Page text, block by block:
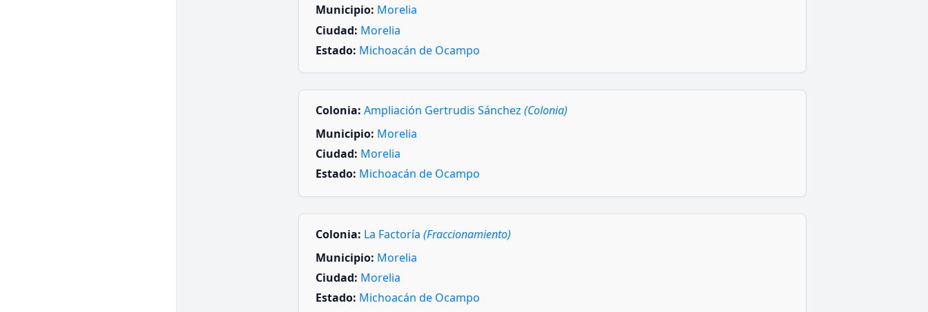
Municipio: Morelia
Ciudad: Morelia
Estado: Michoacán de Ocampo
Colonia: Ampliación Gertrudis Sánchez (Colonia)
Municipio: Morelia
Ciudad: Morelia
Estado: Michoacán de Ocampo
Colonia: La Factoría (Fraccionamiento)
Municipio: Morelia
Ciudad: Morelia
Estado: Michoacán de Ocampo